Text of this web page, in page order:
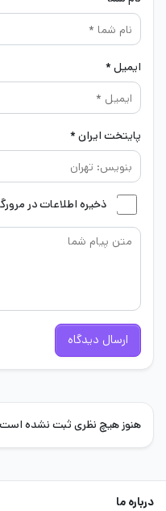
ایمیل *
پایتخت ایران *
ذخیره اطلاعات در
ارسال دیدگاه
هنوز هیچ نظری ثبت نشده است
درباره ما